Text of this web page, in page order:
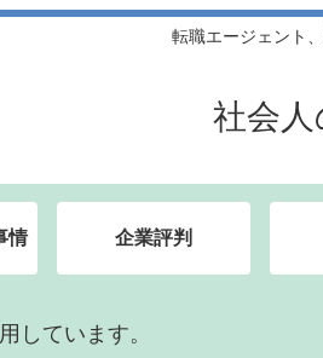
転職エージェント
社会
情 企業評判
しています。